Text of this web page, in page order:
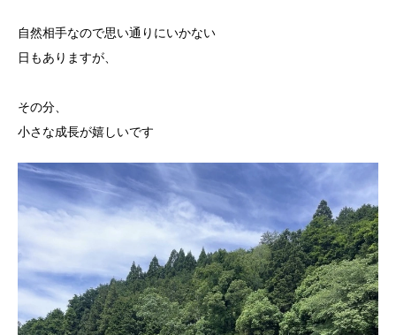
自然相手なので思い通りにいかない
日もありますが、
その分、
小さな成長が嬉しいです